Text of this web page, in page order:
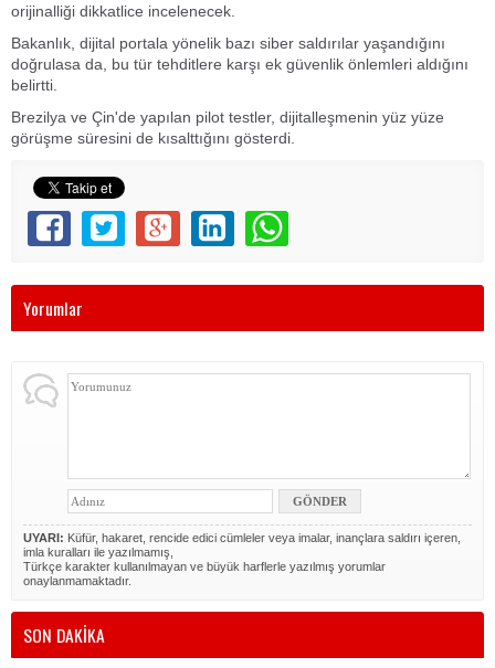
orijinalliği dikkatlice incelenecek.
Bakanlık, dijital portala yönelik bazı siber saldırılar yaşandığını
doğrulasa da, bu tür tehditlere karşı ek güvenlik önlemleri aldığını
belirtti.
Brezilya ve Çin'de yapılan pilot testler, dijitalleşmenin yüz yüze
görüşme süresini de kısalttığını gösterdi.
Yorumlar
UYARI: Küfür, hakaret, rencide edici cümleler veya imalar, inançlara saldırı içeren,
imla kuralları ile yazılmamış,
Türkçe karakter kullanılmayan ve büyük harflerle yazılmış yorumlar
onaylanmamaktadır.
SON DAKİKA